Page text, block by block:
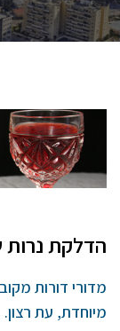
הדלקת
מדורי דורות
מיוחדת, עת רצון.